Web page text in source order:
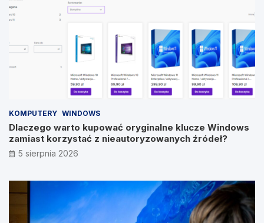
KOMPUTERY WINDOWS
Dlaczego warto kupować oryginalne klucze Windows
zamiast korzystać z nieautoryzowanych źródeł?
5 sierpnia 2026